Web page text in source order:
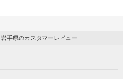
岩手県のカスタマーレビュー